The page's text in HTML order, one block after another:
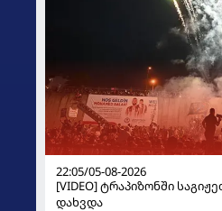
22:05/05-08-2026
[VIDEO] ტრაპიზონში
დახვდა